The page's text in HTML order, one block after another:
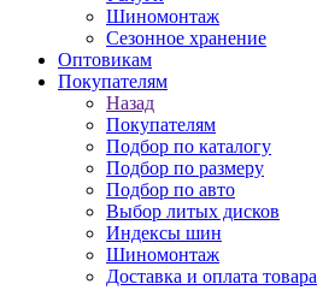
Шиномонтаж
Сезонное хранение
Оптовикам
Покупателям
Назад
Покупателям
Подбор по каталогу
Подбор по размеру
Подбор по авто
Выбор литых дисков
Индексы шин
Шиномонтаж
Доставка и оплата товара